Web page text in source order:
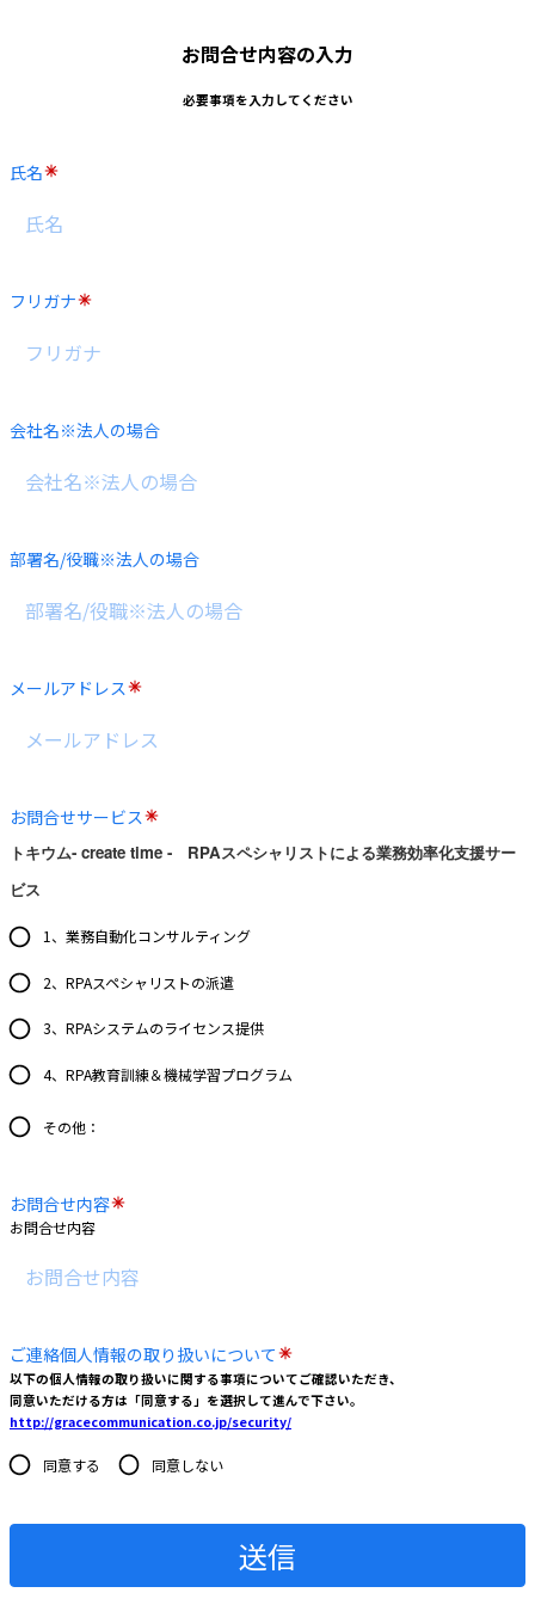
お問合せ内容の入力
必要事項を入力してください
氏名
フリガナ
会社名※法人の場合
部署名/役職※法人の場合
メールアドレス
お問合せサービス
トキウム- create time - RPAスペシャリストによる業務効率化支援サー
ビス
1、業務自動化コンサルティング
2、RPAスペシャリストの派遣
3、RPAシステムのライセンス提供
4、RPA教育訓練＆機械学習プログラム
その他：
お問合せ内容
お問合せ内容
ご連絡個人情報の取り扱いについて
以下の個人情報の取り扱いに関する事項についてご確認いただき、
同意いただける方は「同意する」を選択して進んで下さい。
http://gracecommunication.co.jp/security/
同意する 同意しない
送信